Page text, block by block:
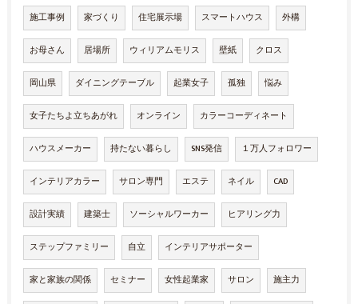
施工事例 家づくり 住宅展示場 スマートハウス 外構
お母さん 居場所 ウィリアムモリス 壁紙 クロス
岡山県 ダイニングテーブル 起業女子 孤独 悩み
女子たちよ立ちあがれ オンライン カラーコーディネート
ハウスメーカー 持たない暮らし SNS発信 １万人フォロワー
インテリアカラー サロン専門 エステ ネイル CAD
設計実績 建築士 ソーシャルワーカー ヒアリング力
ステップファミリー 自立 インテリアサポーター
家と家族の関係 セミナー 女性起業家 サロン 施主力